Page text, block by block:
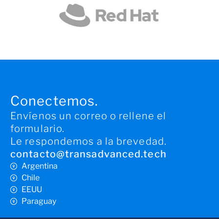
Conectemos.
Envíenos un correo o rellene el
formulario.
Le respondemos a la brevedad.
contacto@transadvanced.tech
Argentina
Chile
EEUU
Paraguay